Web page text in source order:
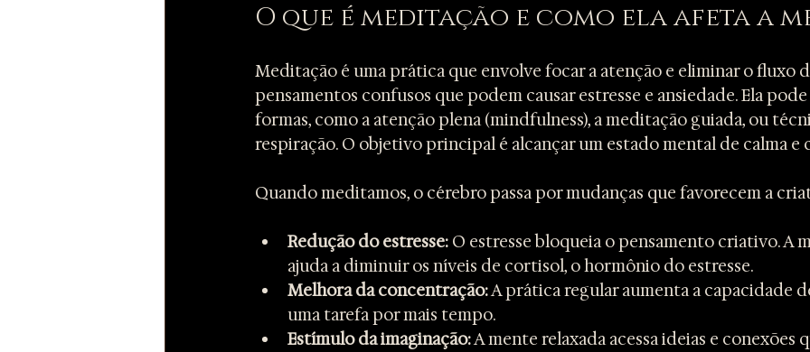
O que é meditação e como ela afeta a
Meditação é uma prática que envolve focar a atenção e eliminar o fluxo
pensamentos confusos que podem causar estresse e ansiedade. Ela pode
formas, como a atenção plena (mindfulness), a meditação guiada, ou
respiração. O objetivo principal é alcançar um estado mental de calma e
Quando meditamos, o cérebro passa por mudanças que favorecem a
Redução do estresse: O estresse bloqueia o pensamento criativo. A
ajuda a diminuir os níveis de cortisol, o hormônio do estresse.
Melhora da concentração: A prática regular aumenta a capacidade
uma tarefa por mais tempo.
Estímulo da imaginação: A mente relaxada acessa ideias e conexões